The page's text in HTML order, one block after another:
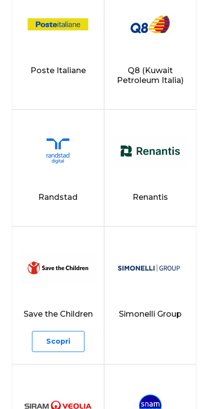
Poste Italiane
Q8 (Kuwait
Petroleum Italia)
Randstad Renantis
Save the Children
Scopri
Simonelli Group